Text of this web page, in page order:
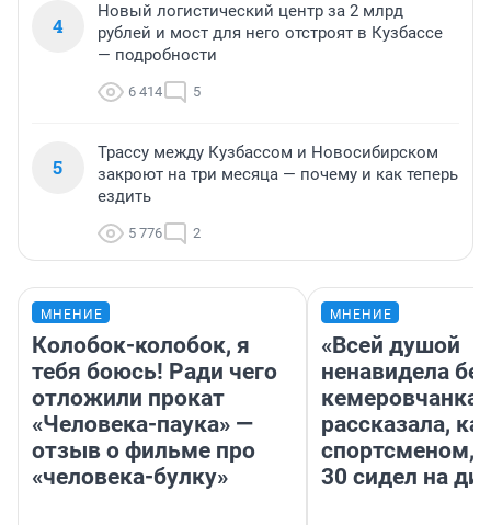
4
Новый логистический центр за 2 млрд
рублей и мост для него отстроят в Кузбассе
— подробности
6 414 5
5
Трассу между Кузбассом и Новосибирском
закроют на три месяца — почему и как теперь
ездить
5 776 2
МНЕНИЕ
Колобок-колобок, я
тебя боюсь! Ради чего
отложили прокат
«Человека-паука» —
отзыв о фильме про
«человека-булку»
МНЕНИЕ
«Всей душой
ненавидела
кемеровчанка
рассказала,
спортсменом,
30 сидел на